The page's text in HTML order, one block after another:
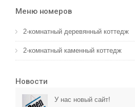
Меню номеров
2-комнатный деревянный коттедж
2-комнатный каменный коттедж
Новости
У нас новый сайт!